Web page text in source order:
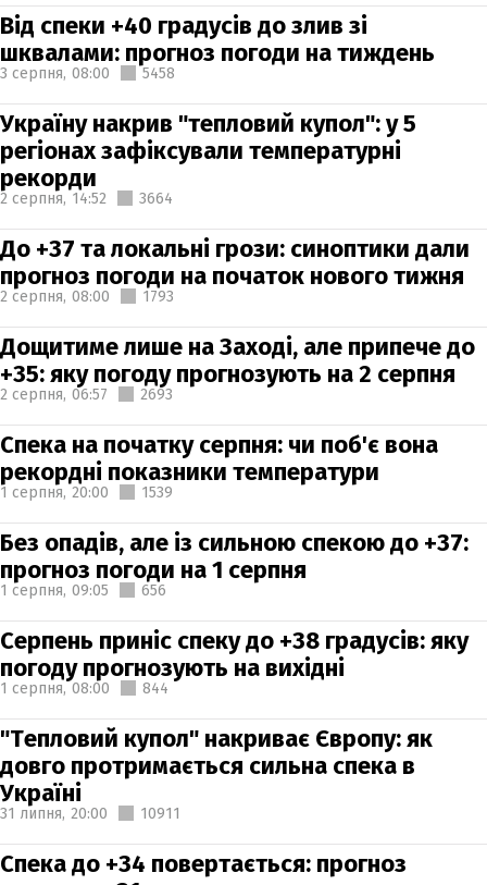
Від спеки +40 градусів до злив зі
шквалами: прогноз погоди на тиждень
3 серпня, 08:00 5458
Україну накрив "тепловий купол": у 5
регіонах зафіксували температурні
рекорди
2 серпня, 14:52 3664
До +37 та локальні грози: синоптики дали
прогноз погоди на початок нового тижня
2 серпня, 08:00 1793
Дощитиме лише на Заході, але припече до
+35: яку погоду прогнозують на 2 серпня
2 серпня, 06:57 2693
Спека на початку серпня: чи поб'є вона
рекордні показники температури
1 серпня, 20:00 1539
Без опадів, але із сильною спекою до +37:
прогноз погоди на 1 серпня
1 серпня, 09:05 656
Серпень приніс спеку до +38 градусів: яку
погоду прогнозують на вихідні
1 серпня, 08:00 844
"Тепловий купол" накриває Європу: як
довго протримається сильна спека в
Україні
31 липня, 20:00 10911
Спека до +34 повертається: прогноз